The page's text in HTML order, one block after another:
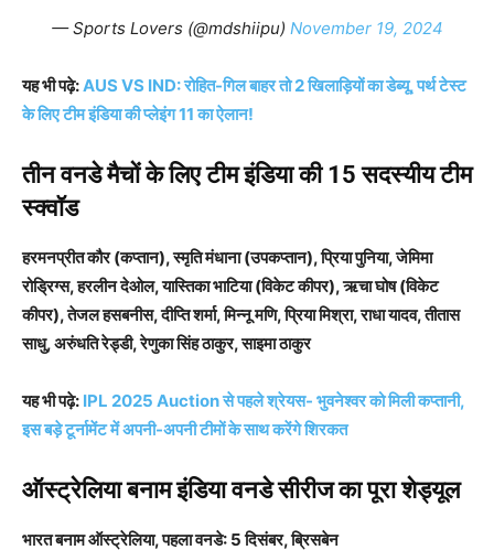
— Sports Lovers (@mdshiipu) November 19, 2024
यह भी पढ़े:AUS VS IND: रोहित-गिल बाहर तो 2 खिलाड़ियों का डेब्यू, पर्थ टेस्ट
के लिए टीम इंडिया की प्लेइंग 11 का ऐलान!
तीन वनडे मैचों के लिए टीम इंडिया की 15 सदस्यीय टीम
स्क्वॉड
हरमनप्रीत कौर (कप्तान), स्मृति मंधाना (उपकप्तान), प्रिया पुनिया, जेमिमा
रोड्रिग्स, हरलीन देओल, यास्तिका भाटिया (विकेट कीपर), ऋचा घोष (विकेट
कीपर), तेजल हसबनीस, दीप्ति शर्मा, मिन्नू मणि, प्रिया मिश्रा, राधा यादव, तीतास
साधु, अरुंधति रेड्डी, रेणुका सिंह ठाकुर, साइमा ठाकुर
यह भी पढ़े: IPL 2025 Auction से पहले श्रेयस- भुवनेश्वर को मिली कप्तानी,
इस बड़े टूर्नामेंट में अपनी-अपनी टीमों के साथ करेंगे शिरकत
ऑस्ट्रेलिया बनाम इंडिया वनडे सीरीज का पूरा शेड्यूल
भारत बनाम ऑस्ट्रेलिया, पहला वनडे: 5 दिसंबर, ब्रिसबेन